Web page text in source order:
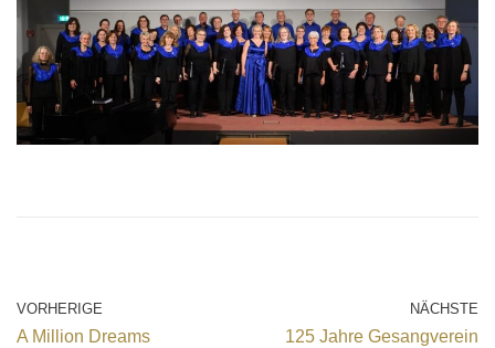
VORHERIGE
A Million Dreams
NÄCHSTE
125 Jahre Gesangverein